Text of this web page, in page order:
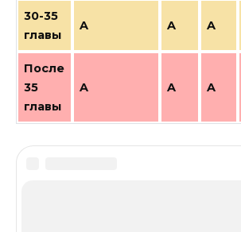
30-35
главы
A A A
После
35
главы
A A A